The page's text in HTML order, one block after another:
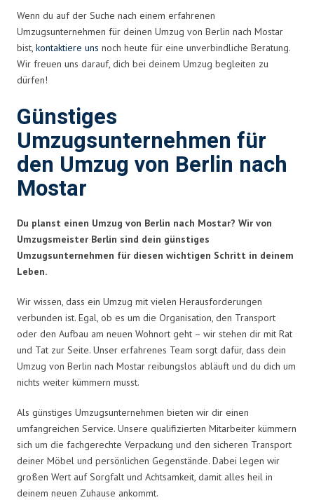
Wenn du auf der Suche nach einem erfahrenen
Umzugsunternehmen für deinen Umzug von Berlin nach Mostar
bist, kontaktiere uns noch heute für eine unverbindliche Beratung.
Wir freuen uns darauf, dich bei deinem Umzug begleiten zu
dürfen!
Günstiges
Umzugsunternehmen für
den Umzug von Berlin nach
Mostar
Du planst einen Umzug von Berlin nach Mostar? Wir von
Umzugsmeister Berlin sind dein günstiges
Umzugsunternehmen für diesen wichtigen Schritt in deinem
Leben.
Wir wissen, dass ein Umzug mit vielen Herausforderungen
verbunden ist. Egal, ob es um die Organisation, den Transport
oder den Aufbau am neuen Wohnort geht – wir stehen dir mit Rat
und Tat zur Seite. Unser erfahrenes Team sorgt dafür, dass dein
Umzug von Berlin nach Mostar reibungslos abläuft und du dich um
nichts weiter kümmern musst.
Als günstiges Umzugsunternehmen bieten wir dir einen
umfangreichen Service. Unsere qualifizierten Mitarbeiter kümmern
sich um die fachgerechte Verpackung und den sicheren Transport
deiner Möbel und persönlichen Gegenstände. Dabei legen wir
großen Wert auf Sorgfalt und Achtsamkeit, damit alles heil in
deinem neuen Zuhause ankommt.